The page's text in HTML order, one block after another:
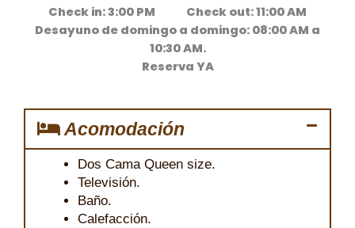
Check in: 3:00 PM Check out: 11:00 AM
Desayuno de domingo a domingo: 08:00 AM a
10:30 AM.
Reserva YA
Acomodación
Dos Cama Queen size.
Televisión.
Baño.
Calefacción.